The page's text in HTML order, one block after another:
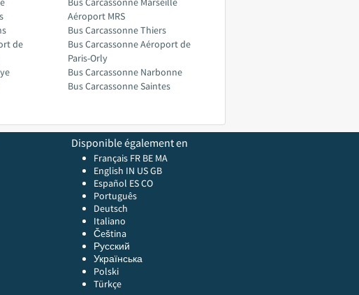
de
Aéroport MRS
Bus Carcassonne Thiers
Bus Carcassonne Aéroport de
Paris-Orly
Bus Carcassonne Narbonne
Bus Carcassonne Saintes
Disponible également en
Français FR BE MA
English IN USGB
Español ESCO
Português
Deutsch
Italiano
Čeština
Русский
Українська
Polski
Türkçe